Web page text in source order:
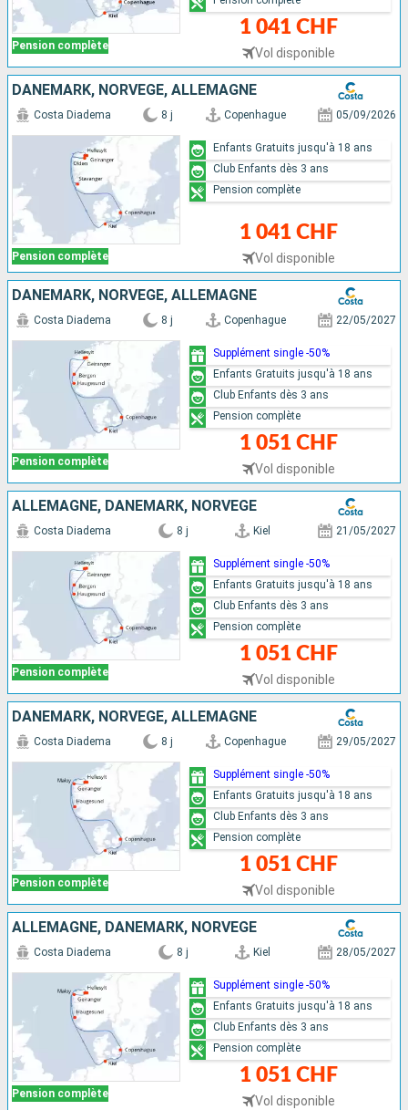
Pension complète
1 041 CHF
Vol disponible
DANEMARK, NORVÈGE, ALLEMAGNE
Pension complète
Costa Diadema 8 j Copenhague 05/09/2026
1 041 CHF
Vol disponible
Enfants Gratuits jusqu'à 18 ans
Club Enfants dès 3 ans
Pension complète
DANEMARK, NORVÈGE, ALLEMAGNE
Pension complète
Costa Diadema 8 j Copenhague 22/05/2027
1 051 CHF
Vol disponible
Supplément single -50%
Enfants Gratuits jusqu'à 18 ans
Club Enfants dès 3 ans
Pension complète
ALLEMAGNE, DANEMARK, NORVÈGE
Pension complète
Costa Diadema 8 j Kiel 21/05/2027
1 051 CHF
Vol disponible
Supplément single -50%
Enfants Gratuits jusqu'à 18 ans
Club Enfants dès 3 ans
Pension complète
DANEMARK, NORVÈGE, ALLEMAGNE
Pension complète
Costa Diadema 8 j Copenhague 29/05/2027
1 051 CHF
Vol disponible
Supplément single -50%
Enfants Gratuits jusqu'à 18 ans
Club Enfants dès 3 ans
Pension complète
ALLEMAGNE, DANEMARK, NORVÈGE
Pension complète
Costa Diadema 8 j Kiel 28/05/2027
1 051 CHF
Vol disponible
Supplément single -50%
Enfants Gratuits jusqu'à 18 ans
Club Enfants dès 3 ans
Pension complète